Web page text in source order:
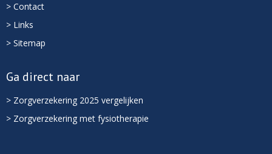
> Contact
> Links
> Sitemap
Ga direct naar
> Zorgverzekering 2025 vergelijken
> Zorgverzekering met fysiotherapie